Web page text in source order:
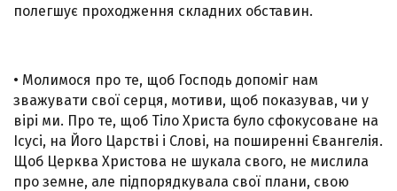
полегшує проходження складних обставин.
• Молимося про те, щоб Господь допоміг нам
зважувати свої серця, мотиви, щоб показував, чи у
вірі ми. Про те, щоб Тіло Христа було сфокусоване на
Ісусі, на Його Царстві і Слові, на поширенні Євангелія.
Щоб Церква Христова не шукала свого, не мислила
про земне, але підпорядкувала свої плани, свою